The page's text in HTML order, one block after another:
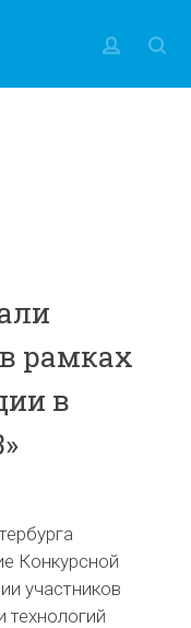
рамках
в
Конкурсной
участников
технологий